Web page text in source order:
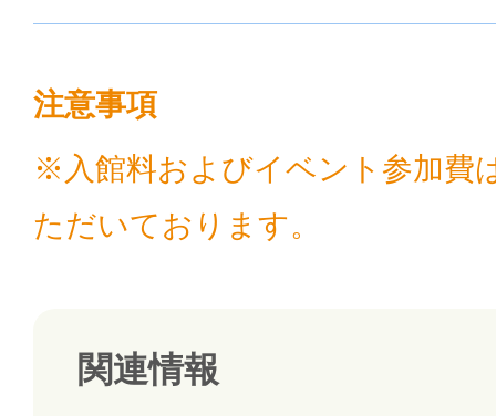
注意事項
※入館料およびイベント参加費
ただいております。
関連情報